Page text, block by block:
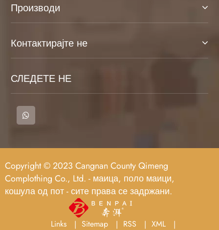
Производи
Контактирајте не
СЛЕДЕТЕ НЕ
Copyright © 2023 Cangnan County Qimeng
Complothing Co., Ltd. - маица, поло маици,
кошула од пот - сите права се задржани.
Links Sitemap RSS
XML